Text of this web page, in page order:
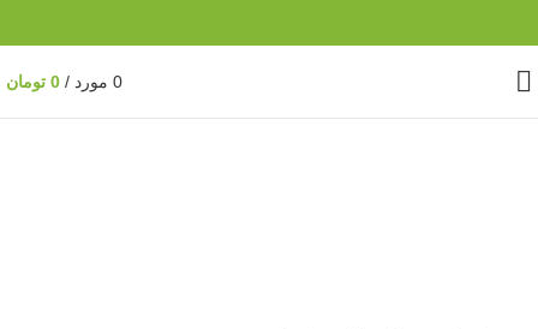
0 مورد /
0 تومان